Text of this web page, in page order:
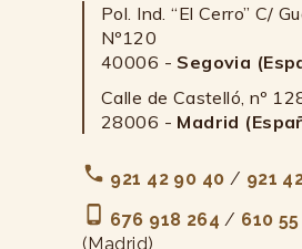
Pol. Ind. “El Cerro” C/
Nº120
40006 - Segovia
Calle de Castelló, nº
28006 - Madrid
921 42 90 40 / 921
676 918 264 / 610
(Madrid)